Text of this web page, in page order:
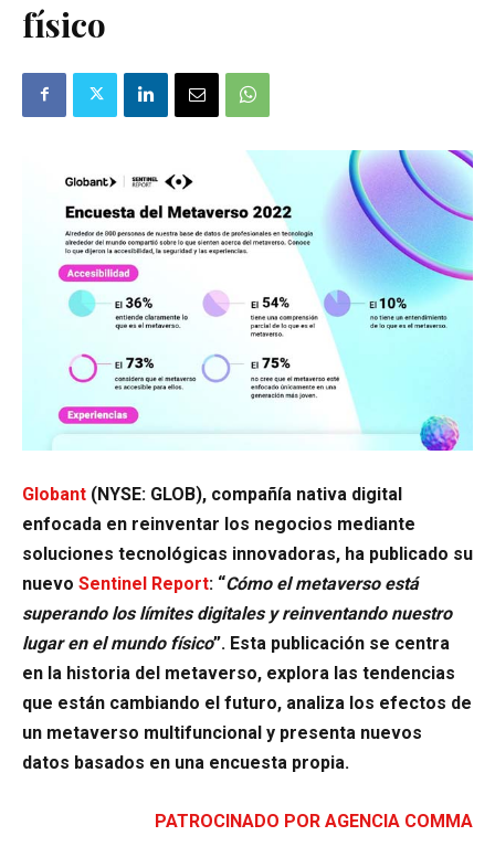
físico
Globant (NYSE: GLOB), compañía nativa digital
enfocada en reinventar los negocios mediante
soluciones tecnológicas innovadoras, ha publicado su
nuevo Sentinel Report: “Cómo el metaverso está
superando los límites digitales y reinventando nuestro
lugar en el mundo físico”. Esta publicación se centra
en la historia del metaverso, explora las tendencias
que están cambiando el futuro, analiza los efectos de
un metaverso multifuncional y presenta nuevos
datos basados en una encuesta propia.
PATROCINADO POR AGENCIA COMMA